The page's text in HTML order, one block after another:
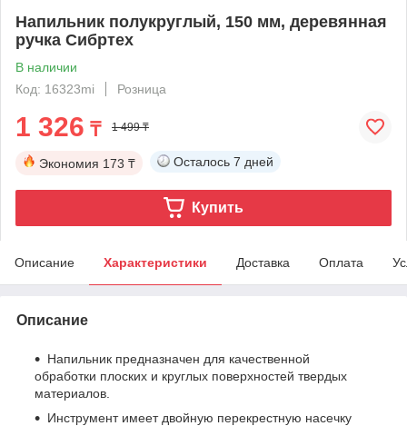
Напильник полукруглый, 150 мм, деревянная
ручка Сибртех
В наличии
Код: 16323mi
Розница
1 326 ₸ 1 499 ₸
Экономия 173 ₸ Осталось 7 дней
Купить
Описание Характеристики Доставка Оплата
Описание
Напильник предназначен для качественной
обработки плоских и круглых поверхностей твердых
материалов.
Инструмент имеет двойную перекрестную насечку